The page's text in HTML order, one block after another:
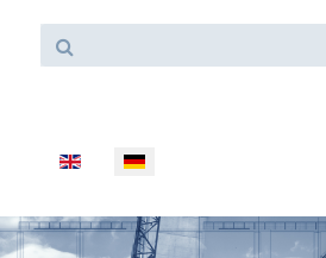
Sprache auswählen